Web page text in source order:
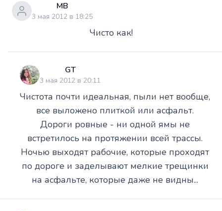
МВ
3 мая 2012 в 18:25
Чисто как!
GT
3 мая 2012 в 20:11
Чистота почти идеальная, пыли нет вообще,
все выложено плиткой или асфальт.
Дороги ровные - ни одной ямы не
встретилось на протяжении всей трассы.
Ночью выходят рабочие, которые проходят
по дороге и заделывают мелкие трещинки
на асфальте, которые даже не видны...